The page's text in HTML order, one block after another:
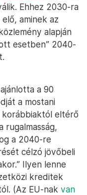
Ehhez 2030-ra
aminek az
alapján
esetben” 2040-
a 90
a mostani
korábbiaktól eltérő
rugalmasság,
a 2040-re
célzó jövőbeli
Ilyen lenne
kreditek
(Az EU-nak van